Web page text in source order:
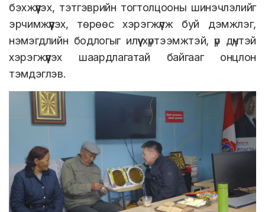
бэхжүүлэх, тэтгэврийн тогтолцооны шинэчлэлийг
эрчимжүүлэх, төрөөс хэрэгжүүлж буй дэмжлэг,
нэмэгдлийн бодлогыг илүү хүртээмжтэй, үр дүнтэй
хэрэгжүүлэх шаардлагатай байгааг онцлон
тэмдэглэв.